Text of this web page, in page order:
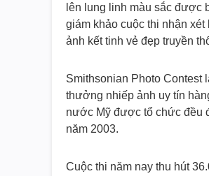
lên lung linh màu sắc được
giám khảo cuộc thi nhận xét
ảnh kết tinh vẻ đẹp truyền
Smithsonian Photo Contest
thưởng nhiếp ảnh uy tín
nước Mỹ được tổ chức đều
năm 2003.
Cuộc thi năm nay thu hút